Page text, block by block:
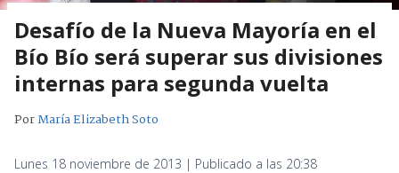
Desafío de la Nueva Mayoría en el
Bío Bío será superar sus divisiones
internas para segunda vuelta
PorMaría Elizabeth Soto
Lunes 18 noviembre de 2013 | Publicado a las 20:38